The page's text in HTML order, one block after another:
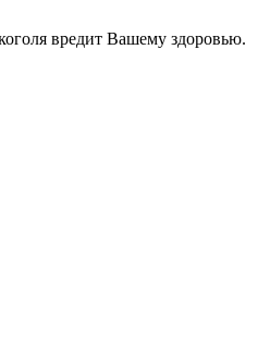
вредит Вашему здоровью.